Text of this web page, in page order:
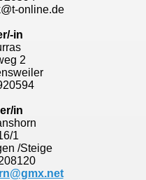
online.de
in
2
in
1
/Steige